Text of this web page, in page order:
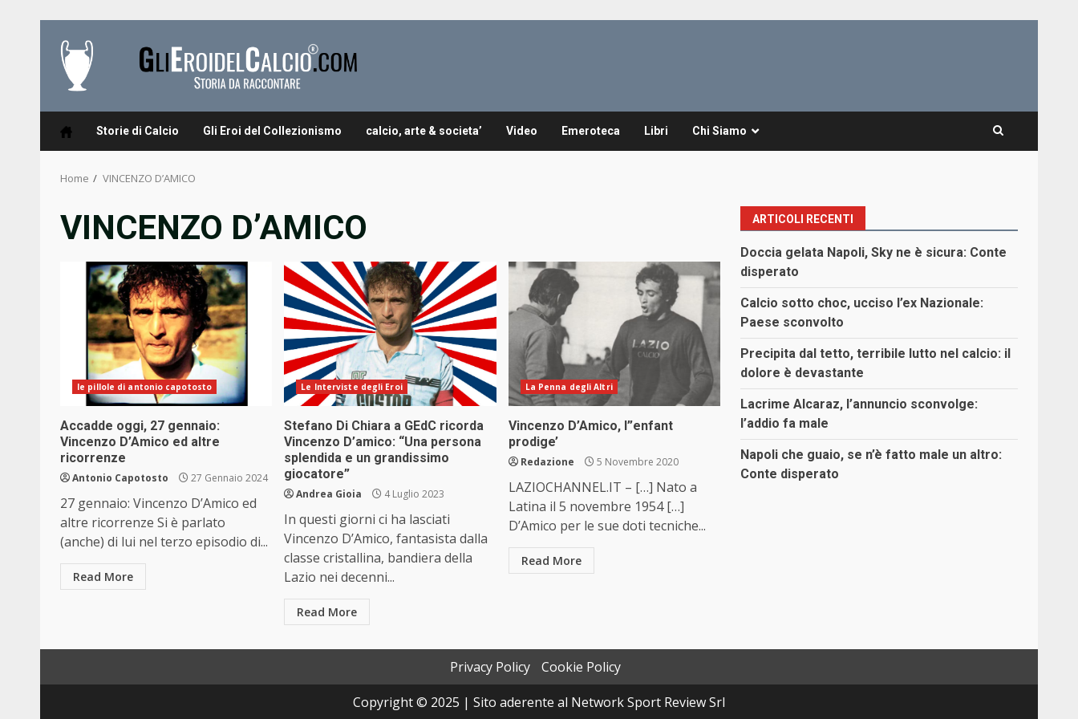
content
Storie di Calcio Gli Eroi del Collezionismo calcio, arte & societa’ Video Emeroteca Libri Chi Siamo
Home VINCENZO D’AMICO
VINCENZO D’AMICO
le pillole di antonio capotosto
Accadde oggi, 27 gennaio:
Vincenzo D’Amico ed altre
ricorrenze
Antonio Capotosto 27 Gennaio 2024
27 gennaio: Vincenzo D’Amico ed
altre ricorrenze Si è parlato
(anche) di lui nel terzo episodio di...
Read More
Le Interviste degli Eroi
Stefano Di Chiara a GEdC ricorda
Vincenzo D’amico: “Una persona
splendida e un grandissimo
giocatore”
Andrea Gioia 4 Luglio 2023
In questi giorni ci ha lasciati
Vincenzo D’Amico, fantasista dalla
classe cristallina, bandiera della
Lazio nei decenni...
Read More
La Penna degli Altri
Vincenzo D’Amico, l”enfant
prodige’
Redazione 5 Novembre 2020
LAZIOCHANNEL.IT – […] Nato a
Latina il 5 novembre 1954 […]
D’Amico per le sue doti tecniche...
Read More
ARTICOLI RECENTI
Doccia gelata Napoli, Sky ne è sicura: Conte
disperato
Calcio sotto choc, ucciso l’ex Nazionale:
Paese sconvolto
Precipita dal tetto, terribile lutto nel calcio: il
dolore è devastante
Lacrime Alcaraz, l’annuncio sconvolge:
l’addio fa male
Napoli che guaio, se n’è fatto male un altro:
Conte disperato
Privacy Policy
Cookie Policy
Copyright © 2025 | Sito aderente al Network Sport Review Srl